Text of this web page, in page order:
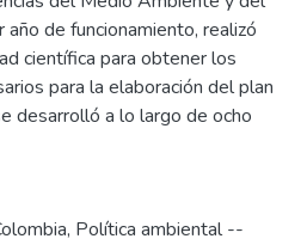
de funcionamiento, realizó
científica para obtener los
para la elaboración del plan
desarrolló a lo largo de ocho
, Política ambiental --